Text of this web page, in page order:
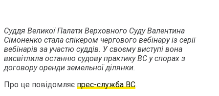
Суддя Великої Палати Верховного Суду Валентина
Сімоненко стала спікером чергового вебінару із серії
вебінарів за участю суддів. У своєму виступі вона
висвітлила останню судову практику ВС у спорах з
договору оренди земельної ділянки.
Про це повідомляє прес-служба ВС.